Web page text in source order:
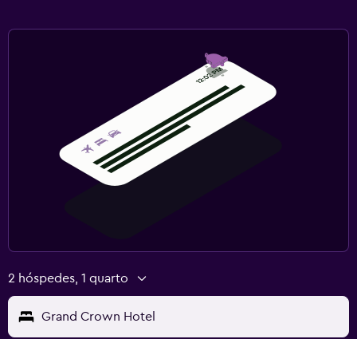
2 hóspedes, 1 quarto
Grand Crown Hotel